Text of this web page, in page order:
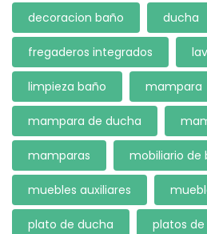
decoracion baño ducha
fregaderos integrados
limpieza baño mampara
mampara de ducha
mamparas mobiliario de
muebles auxiliares
plato de ducha platos